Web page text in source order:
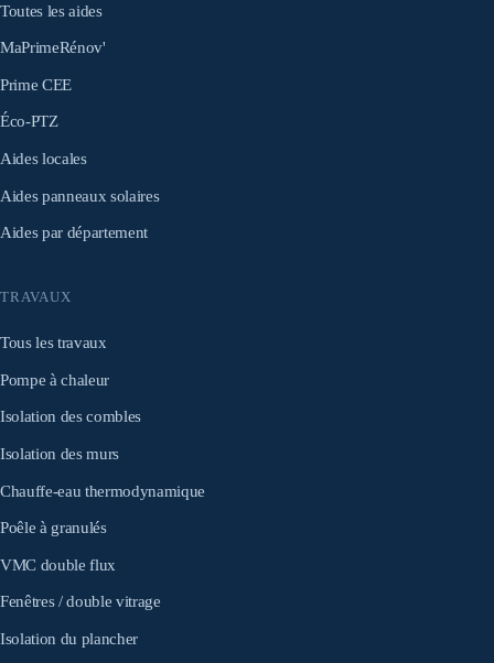
Toutes les aides
MaPrimeRénov'
Prime CEE
Éco-PTZ
Aides locales
Aides panneaux solaires
Aides par département
TRAVAUX
Tous les travaux
Pompe à chaleur
Isolation des combles
Isolation des murs
Chauffe-eau thermodynamique
Poêle à granulés
VMC double flux
Fenêtres / double vitrage
Isolation du plancher